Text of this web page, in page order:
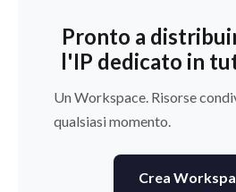
Pronto a
l'IP dedicato in
Un Workspace. Risorse
qualsiasi momento.
Crea